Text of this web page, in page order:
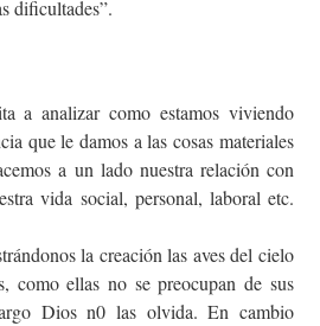
dificultades”.
a analizar como estamos viviendo
que le damos a las cosas materiales
a un lado nuestra relación con
vida social, personal, laboral etc.
la creación las aves del cielo
como ellas no se preocupan de sus
Dios n0 las olvida. En cambio